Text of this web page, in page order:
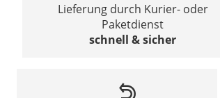
Lieferung durch Kurier- oder
Paketdienst
schnell & sicher